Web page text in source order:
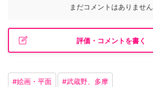
まだコメントはありません
評価・コメントを書く
#絵画・平面 #武蔵野、多摩